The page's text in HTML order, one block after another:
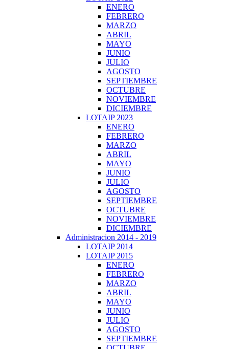
ENERO
FEBRERO
MARZO
ABRIL
MAYO
JUNIO
JULIO
AGOSTO
SEPTIEMBRE
OCTUBRE
NOVIEMBRE
DICIEMBRE
LOTAIP 2023
ENERO
FEBRERO
MARZO
ABRIL
MAYO
JUNIO
JULIO
AGOSTO
SEPTIEMBRE
OCTUBRE
NOVIEMBRE
DICIEMBRE
Administracion 2014 - 2019
LOTAIP 2014
LOTAIP 2015
ENERO
FEBRERO
MARZO
ABRIL
MAYO
JUNIO
JULIO
AGOSTO
SEPTIEMBRE